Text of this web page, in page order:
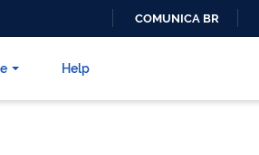
COMUNICA BR
Help